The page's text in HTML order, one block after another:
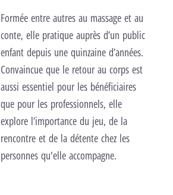
Formée entre autres au massage et au
conte, elle pratique auprès d’un public
enfant depuis une quinzaine d’années.
Convaincue que le retour au corps est
aussi essentiel pour les bénéficiaires
que pour les professionnels, elle
explore l’importance du jeu, de la
rencontre et de la détente chez les
personnes qu'elle accompagne.